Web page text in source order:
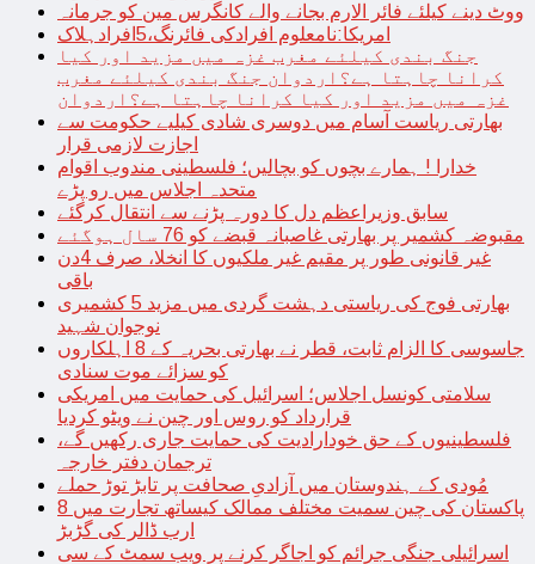
ووٹ دینے کیلئے فائر الارم بجانے والے کانگرس مین کو جرمانہ
امریکا:نامعلوم افرادکی فائرنگ،5افرادہلاک
جنگ بندی کیلئے مغرب غزہ میں مزید اور کیا
کرانا چاہتا ہے؟اردوان جنگ بندی کیلئے مغرب
غزہ میں مزید اور کیا کرانا چاہتا ہے؟اردوان
بھارتی ریاست آسام میں دوسری شادی کیلیے حکومت سے
اجازت لازمی قرار
خدارا ! ہمارے بچوں کو بچالیں؛ فلسطینی مندوب اقوام
متحدہ اجلاس میں رو پڑے
سابق وزیراعظم دل کا دورہ پڑنے سے انتقال کرگئے
مقبوضہ کشمیر پر بھارتی غاصبانہ قبضے کو 76 سال ہوگئے
غیر قانونی طور پر مقیم غیر ملکیوں کا انخلا، صرف 4دن
باقی
بھارتی فوج کی ریاستی دہشت گردی میں مزید 5 کشمیری
نوجوان شہید
جاسوسی کا الزام ثابت، قطر نے بھارتی بحریہ کے 8 اہلکاروں
کو سزائے موت سنادی
سلامتی کونسل اجلاس؛ اسرائیل کی حمایت میں امریکی
قرارداد کو روس اور چین نے ویٹو کردیا
فلسطینیوں کے حق خودارادیت کی حمایت جاری رکھیں گے،
ترجمان دفتر خارجہ
مُودی کے ہندوستان میں آزادیِ صحافت پر تابڑ توڑ حملے
پاکستان کی چین سمیت مختلف ممالک کیساتھ تجارت میں 8
ارب ڈالر کی گڑبڑ
اسرائیلی جنگی جرائم کو اجاگر کرنے پر ویب سمٹ کے سی